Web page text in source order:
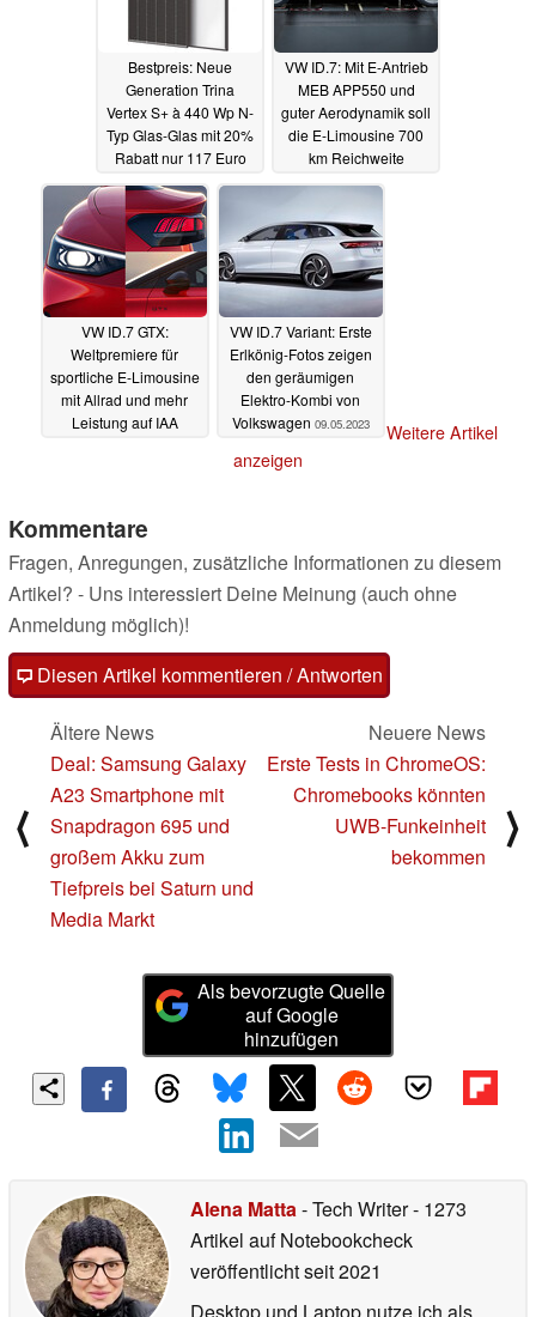
Bestpreis: Neue
Generation Trina
Vertex S+ à 440 Wp N-
Typ Glas-Glas mit 20%
Rabatt nur 117 Euro
inklusive Versand, ab 3
Stück23.08.2023
VW ID.7: Mit E-Antrieb
MEB APP550 und
guter Aerodynamik soll
die E-Limousine 700
km Reichweite
schaffen14.06.2023
VW ID.7 GTX:
Weltpremiere für
sportliche E-Limousine
mit Allrad und mehr
Leistung auf IAA
VW ID.7 Variant: Erste
Erlkönig-Fotos zeigen
den geräumigen
Elektro-Kombi von
Volkswagen 09.05.2023
Weitere Artikel
anzeigen
Kommentare
Fragen, Anregungen, zusätzliche Informationen zu diesem
Artikel? - Uns interessiert Deine Meinung (auch ohne
Anmeldung möglich)!
Diesen Artikel kommentieren / Antworten
⟨
Ältere News
Deal: Samsung Galaxy
A23 Smartphone mit
Snapdragon 695 und
großem Akku zum
Tiefpreis bei Saturn und
Media Markt
Neuere News
Erste Tests in ChromeOS:
Chromebooks könnten
UWB-Funkeinheit
bekommen
⟩
Als bevorzugte Quelle
auf Google
hinzufügen
Alena Matta- Tech Writer- 1273
Artikel auf Notebookcheck
veröffentlichtseit 2021
Desktop und Laptop nutze ich als